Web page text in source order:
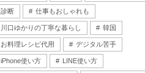
診断 仕事もおしゃれも
川口ゆかりの丁寧な暮らし 韓国
お料理レシピ代用 デジタル苦手
iPhone使い方 LINE使い方